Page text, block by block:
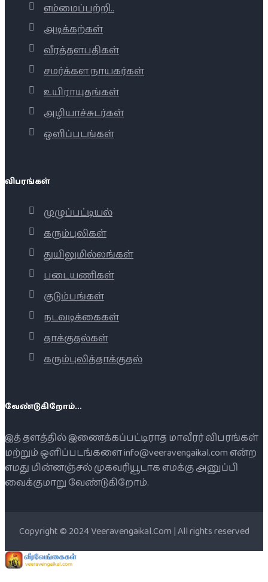
எம்மைப்பற்றி..
அடிக்கற்கள்
வீரத்தளபதிகள்
சமர்க்கள நாயகர்கள்
உயிராயுதங்கள்
அழியாச்சுடர்கள்
ஒளிப்படங்கள்
விபரங்கள்
முழுப்பட்டியல்
கரும்புலிகள்
துயிலுமில்லங்கள்
படையணிகள்
குடும்பங்கள்
நடவடிக்கைகள்
தாக்குதல்கள்
கரும்புலித்தாக்குதல்
வேண்டுகிறோம்...
இத் தளத்தில் இணைக்கப்பட்டிராத மாவீரர் விபரங்கள்
மற்றும் ஒளிப்படங்களை info@veeravengaikal.com என்ற
எமது மின்னஞ்சல் முகவரியூடாக எமக்கு அனுப்பி
வைக்குமாறு வேண்டுகிறோம்.
Copyright © 2024 Veeravengaikal.Com | All rights reserved